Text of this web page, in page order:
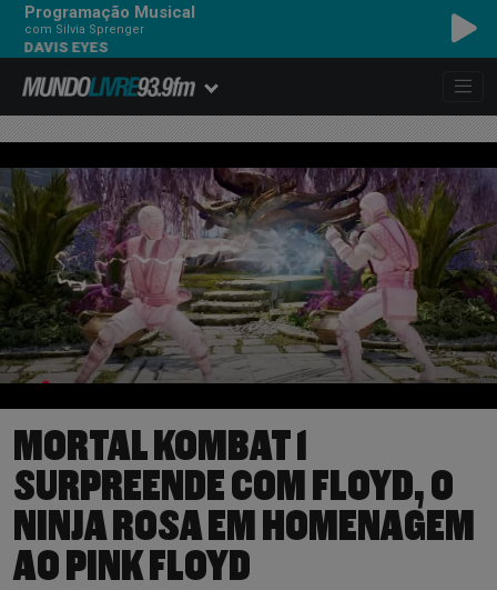
Programação Musical
com Silvia Sprenger
EYES
MORTAL KOMBAT 1
SURPREENDE COM FLOYD, O
NINJA ROSA EM HOMENAGEM
AO PINK FLOYD